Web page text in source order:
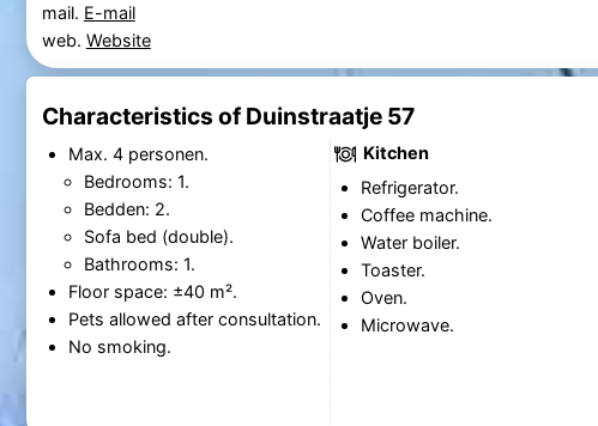
mail. E-mail
web. Website
Characteristics of Duinstraatje 57
Max. 4 personen.
Bedrooms: 1.
Bedden: 2.
Sofa bed (double).
Bathrooms: 1.
Floor space: ±40 m².
Pets allowed after consultation.
No smoking.
Kitchen
Refrigerator.
Coffee machine.
Water boiler.
Toaster.
Oven.
Microwave.